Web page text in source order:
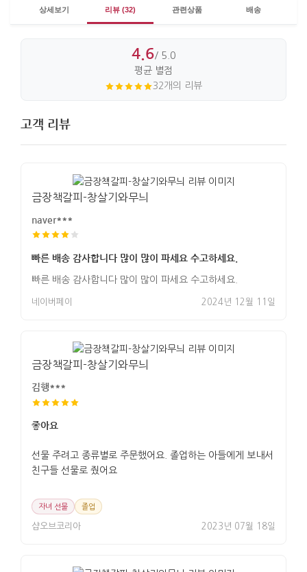
상세보기 리뷰 (32) 관련상품 배송
4.6/ 5.0
평균 별점
32개의 리뷰
고객 리뷰
금장책갈피-창살기와무늬
naver***
빠른 배송 감사합니다 많이 많이 파세요 수고하세요.
빠른 배송 감사합니다 많이 많이 파세요 수고하세요.
네이버페이 2024년 12월 11일
금장책갈피-창살기와무늬
김행***
좋아요
선물 주려고 종류별로 주문했어요. 졸업하는 아들에게 보내서
친구들 선물로 줬어요
자녀 선물 졸업
샵오브코리아 2023년 07월 18일